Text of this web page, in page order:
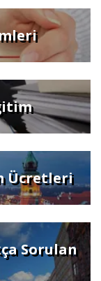
Ücretleri
Sorulan